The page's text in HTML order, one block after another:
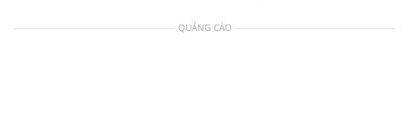
QUẢNG CÁO